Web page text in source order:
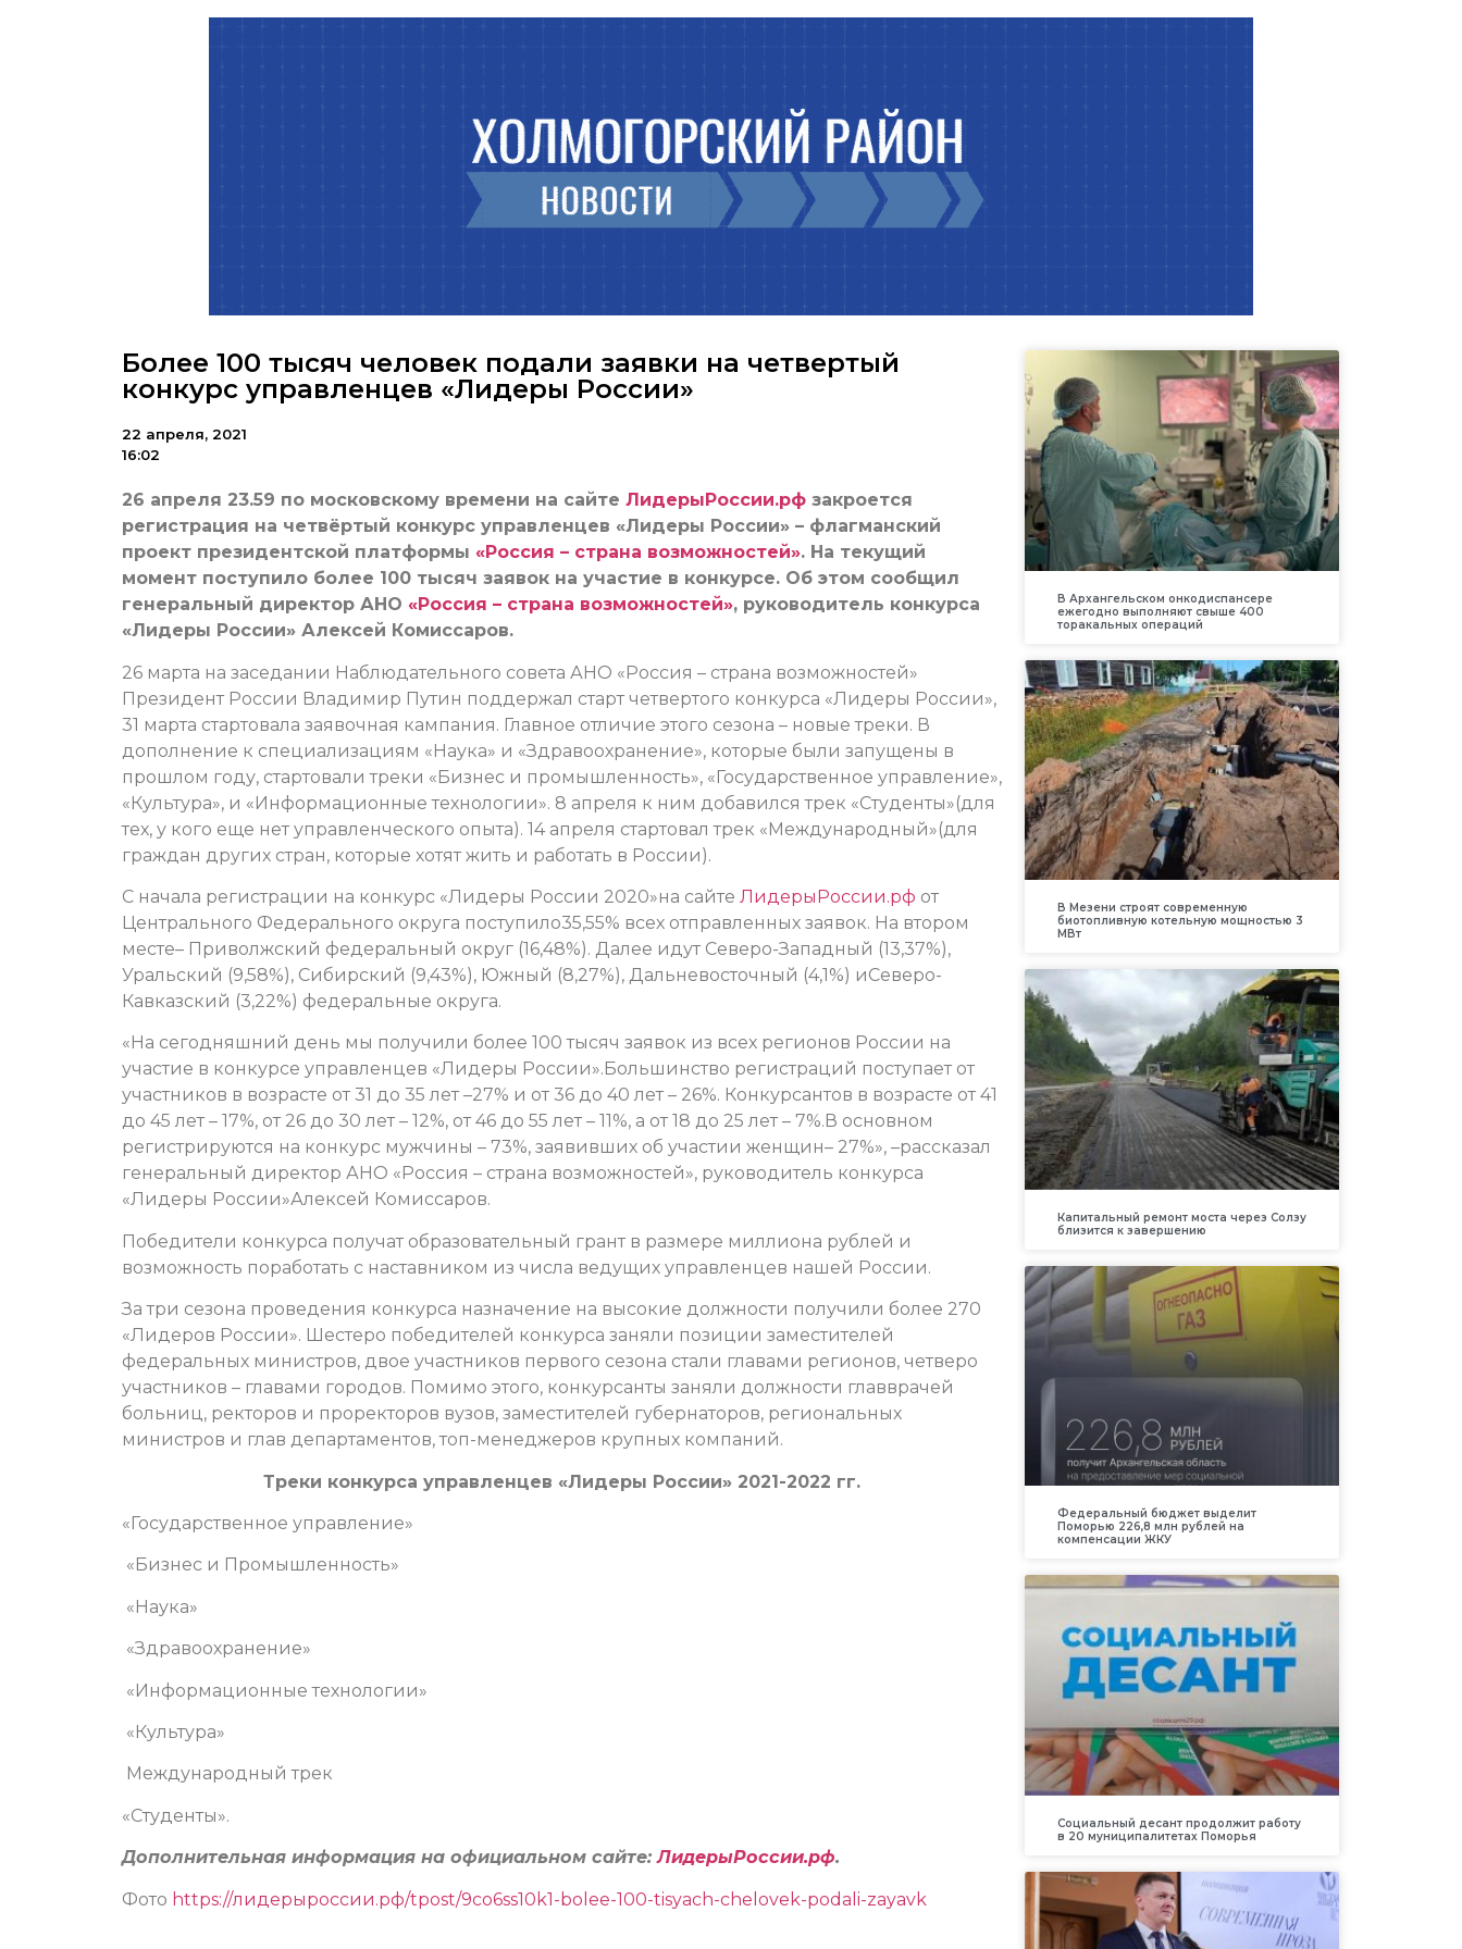
Более 100 тысяч человек подали заявки на четвертый
конкурс управленцев «Лидеры России»
22 апреля, 2021
16:02
26 апреля 23.59 по московскому времени на сайте ЛидерыРоссии.рф закроется
регистрация на четвёртый конкурс управленцев «Лидеры России» – флагманский
проект президентской платформы «Россия – страна возможностей». На текущий
момент поступило более 100 тысяч заявок на участие в конкурсе. Об этом сообщил
генеральный директор АНО «Россия – страна возможностей», руководитель конкурса
«Лидеры России» Алексей Комиссаров.
26 марта на заседании Наблюдательного совета АНО «Россия – страна возможностей»
Президент России Владимир Путин поддержал старт четвертого конкурса «Лидеры России»,
31 марта стартовала заявочная кампания. Главное отличие этого сезона – новые треки. В
дополнение к специализациям «Наука» и «Здравоохранение», которые были запущены в
прошлом году, стартовали треки «Бизнес и промышленность», «Государственное управление»,
«Культура», и «Информационные технологии». 8 апреля к ним добавился трек «Студенты»(для
тех, у кого еще нет управленческого опыта). 14 апреля стартовал трек «Международный»(для
граждан других стран, которые хотят жить и работать в России).
С начала регистрации на конкурс «Лидеры России 2020»на сайте ЛидерыРоссии.рф от
Центрального Федерального округа поступило35,55% всех отправленных заявок. На втором
месте– Приволжский федеральный округ (16,48%). Далее идут Северо-Западный (13,37%),
Уральский (9,58%), Сибирский (9,43%), Южный (8,27%), Дальневосточный (4,1%) иСеверо-
Кавказский (3,22%) федеральные округа.
«На сегодняшний день мы получили более 100 тысяч заявок из всех регионов России на
участие в конкурсе управленцев «Лидеры России».Большинство регистраций поступает от
участников в возрасте от 31 до 35 лет –27% и от 36 до 40 лет – 26%. Конкурсантов в возрасте от 41
до 45 лет – 17%, от 26 до 30 лет – 12%, от 46 до 55 лет – 11%, а от 18 до 25 лет – 7%.В основном
регистрируются на конкурс мужчины – 73%, заявивших об участии женщин– 27%», –рассказал
генеральный директор АНО «Россия – страна возможностей», руководитель конкурса
«Лидеры России»Алексей Комиссаров.
Победители конкурса получат образовательный грант в размере миллиона рублей и
возможность поработать с наставником из числа ведущих управленцев нашей России.
За три сезона проведения конкурса назначение на высокие должности получили более 270
«Лидеров России». Шестеро победителей конкурса заняли позиции заместителей
федеральных министров, двое участников первого сезона стали главами регионов, четверо
участников – главами городов. Помимо этого, конкурсанты заняли должности главврачей
больниц, ректоров и проректоров вузов, заместителей губернаторов, региональных
министров и глав департаментов, топ-менеджеров крупных компаний.
Треки конкурса управленцев «Лидеры России» 2021-2022 гг.
«Государственное управление»
«Бизнес и Промышленность»
«Наука»
«Здравоохранение»
«Информационные технологии»
«Культура»
Международный трек
«Студенты».
Дополнительная информация на официальном сайте:ЛидерыРоссии.рф.
Фото https://лидерыроссии.рф/tpost/9co6ss10k1-bolee-100-tisyach-chelovek-podali-zayavk
В Архангельском онкодиспансере
ежегодно выполняют свыше 400
торакальных операций
В Мезени строят современную
биотопливную котельную мощностью 3
МВт
Капитальный ремонт моста через Солзу
близится к завершению
Федеральный бюджет выделит
Поморью 226,8 млн рублей на
компенсации ЖКУ
Социальный десант продолжит работу
в 20 муниципалитетах Поморья